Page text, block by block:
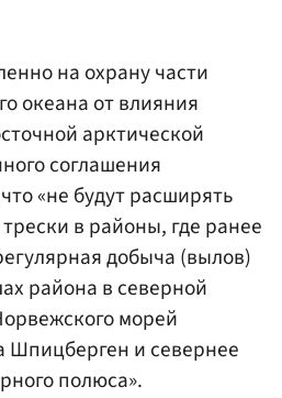
на охрану части
океана от влияния
арктической
соглашения
«не будут расширять
в районы, где ранее
добыча (вылов)
района в северной
морей
Шпицберген и севернее
полюса».